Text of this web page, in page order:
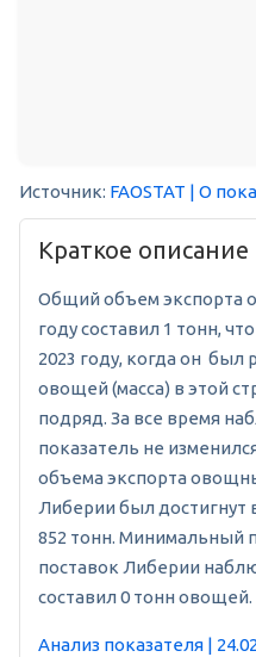
Источник: FAOSTAT | О
Краткое описание
Общий объем экспорта
году составил 1 тонн,
2023 году, когда он был
овощей (масса) в этой
подряд. За все время
показатель не
объема экспорта
Либерии был достигнут
852 тонн. Минимальный
поставок Либерии
составил 0 тонн овощей.
Анализ показателя |